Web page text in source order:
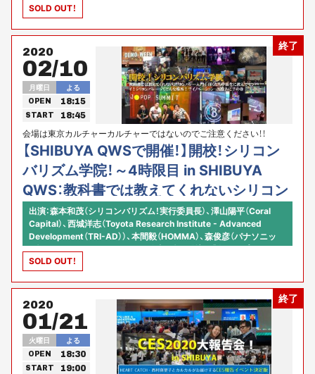
SOLD OUT！
終了
2020
02/10
月曜日 よる
OPEN 18:15
START 18:45
会場は東京カルチャーカルチャーではないのでご注意ください！！
SHIBUYA QWS CROSS PARK（渋谷スクランブルスクエア15階）が会
場です！！
【SHIBUYA QWSで開催！】開校！シリコン
バリズム学院！～4時限目 in SHIBUYA
QWS：教科書では教えてくれないシリコン
バレー入門！ぼくたち中高生に教えてセン
パイ！シリコンバレーってどんな場所！？イ
ノベーションってなあに？の巻～
出演：森本和茂（シリコンバリズム！実行委員長）、澤山陽平（Coral
Capital）、西城洋志（Toyota Research Institute - Advanced
Development（TRI-AD））、本間毅（HOMMA）、森俊彦（パナソニッ
ク）などなど、シリコンバレー経験者、続々登壇！！【企画／プロデュー
ス】河原あず（コミュニティ・アクセラレーター／シリコンバリズム！
Co-founder）
SOLD OUT！
終了
2020
01/21
火曜日 よる
OPEN 18:30
START 19:00